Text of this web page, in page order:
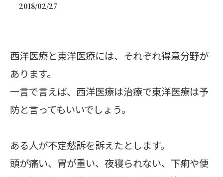
2018/02/27
西洋医療と東洋医療には、それぞれ得意分野が
あります。
一言で言えば、西洋医療は治療で東洋医療は予
防と言ってもいいでしょう。
ある人が不定愁訴を訴えたとします。
頭が痛い、胃が重い、夜寝られない、下痢や便